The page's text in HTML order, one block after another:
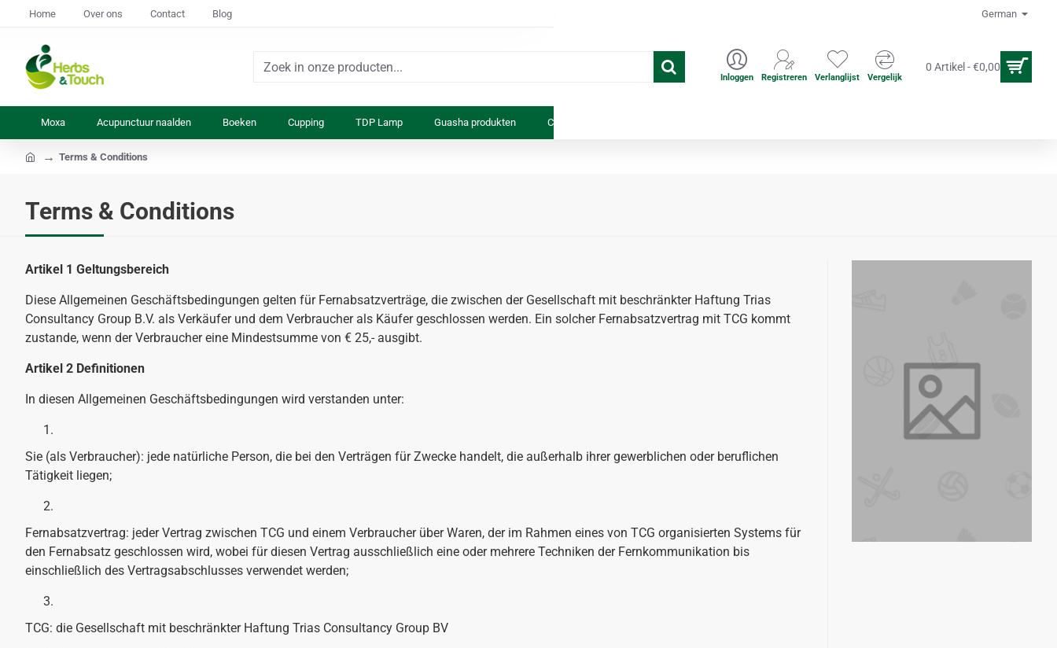
Home Over ons Contact Blog German
Zoek
producten...
Inloggen Registreren Verlanglijst Vergelijk
0 Artikel - €0,00
Moxa Acupunctuur naalden Boeken Cupping TDP Lamp Guasha produkten Cosmetica
Terms & Conditions
Terms & Conditions
Artikel 1 Geltungsbereich
Diese Allgemeinen Geschäftsbedingungen gelten für Fernabsatzverträge, die zwischen der Gesellschaft mit beschränkter Haftung Trias
Consultancy Group B.V. als Verkäufer und dem Verbraucher als Käufer geschlossen werden. Ein solcher Fernabsatzvertrag mit TCG kommt
zustande, wenn der Verbraucher eine Mindestsumme von € 25,- ausgibt.
Artikel 2 Definitionen
In diesen Allgemeinen Geschäftsbedingungen wird verstanden unter:
Sie (als Verbraucher): jede natürliche Person, die bei den Verträgen für Zwecke handelt, die außerhalb ihrer gewerblichen oder beruflichen
Tätigkeit liegen;
Fernabsatzvertrag: jeder Vertrag zwischen TCG und einem Verbraucher über Waren, der im Rahmen eines von TCG organisierten Systems für
den Fernabsatz geschlossen wird, wobei für diesen Vertrag ausschließlich eine oder mehrere Techniken der Fernkommunikation bis
einschließlich des Vertragsabschlusses verwendet werden;
TCG: die Gesellschaft mit beschränkter Haftung Trias Consultancy Group BV